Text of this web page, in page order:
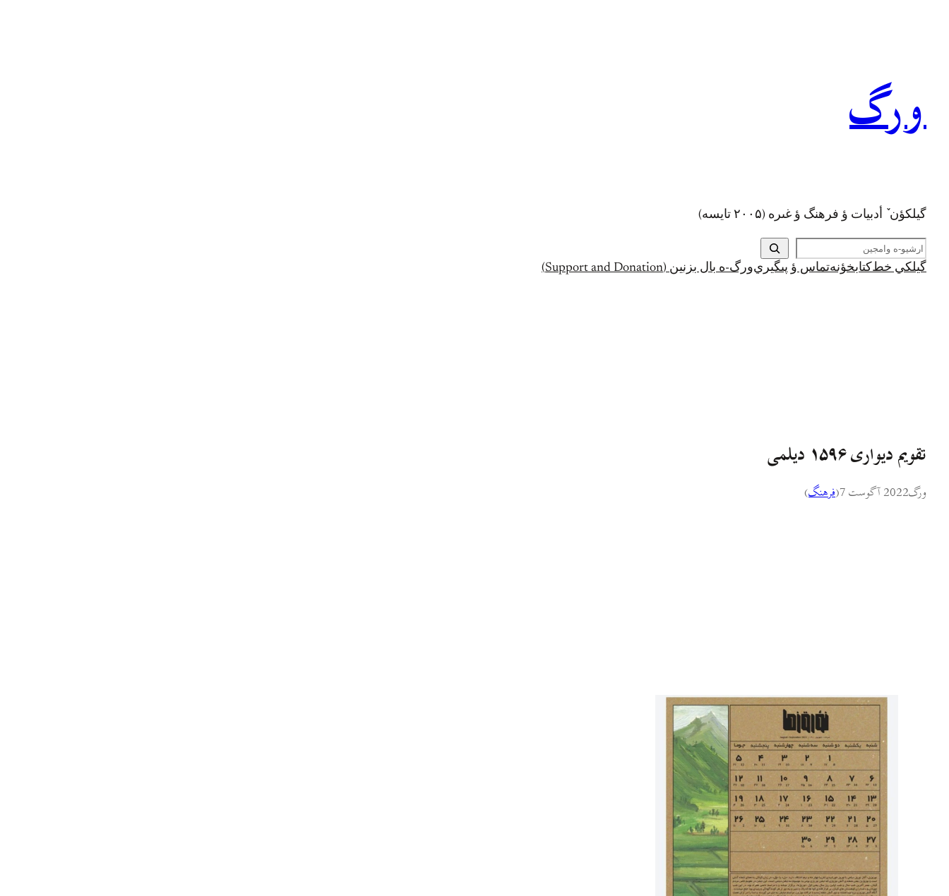
ورگ
گيلکؤن ٚ أدبیات ؤ فرهنگ ؤ غىره (۲۰۰۵ تايسه)
ج
س
تگيلکي خط کتابخؤنهتماس ؤ پىگيريورگ-ه بال بزنين (Support and Donation)
تقویم دیواری ۱۵۹۶ دیلمی
ورگ2022 آگوست 7 (فرهنگ)